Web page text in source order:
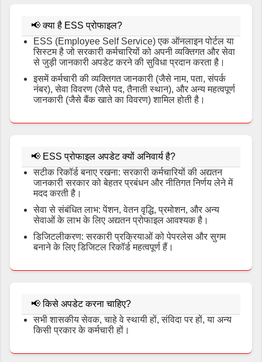
📢क्या है ESS प्रोफाइल?
ESS (Employee Self Service) एक ऑनलाइन पोर्टल या
सिस्टम है जो सरकारी कर्मचारियों को अपनी व्यक्तिगत और सेवा
से जुड़ी जानकारी अपडेट करने की सुविधा प्रदान करता है।
इसमें कर्मचारी की व्यक्तिगत जानकारी (जैसे नाम, पता, संपर्क
नंबर), सेवा विवरण (जैसे पद, तैनाती स्थान), और अन्य महत्वपूर्ण
जानकारी (जैसे बैंक खाते का विवरण) शामिल होती है।
📢ESS प्रोफाइल अपडेट क्यों अनिवार्य है?
सटीक रिकॉर्ड बनाए रखना: सरकारी कर्मचारियों की अद्यतन
जानकारी सरकार को बेहतर प्रबंधन और नीतिगत निर्णय लेने में
मदद करती है।
सेवा से संबंधित लाभ: पेंशन, वेतन वृद्धि, प्रमोशन, और अन्य
सेवाओं के लाभ के लिए अद्यतन प्रोफाइल आवश्यक है।
डिजिटलीकरण: सरकारी प्रक्रियाओं को पेपरलेस और सुगम
बनाने के लिए डिजिटल रिकॉर्ड महत्वपूर्ण हैं।
📢किसे अपडेट करना चाहिए?
सभी शासकीय सेवक, चाहे वे स्थायी हों, संविदा पर हों, या अन्य
किसी प्रकार के कर्मचारी हों।